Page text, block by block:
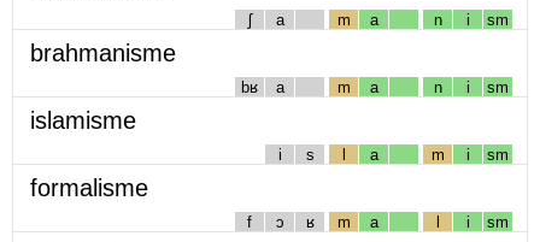
ʃ a m a n i sm
brahmanisme
bʁ a m a n i sm
islamisme
i s l a m i sm
formalisme
f ɔ ʁ m a l i sm